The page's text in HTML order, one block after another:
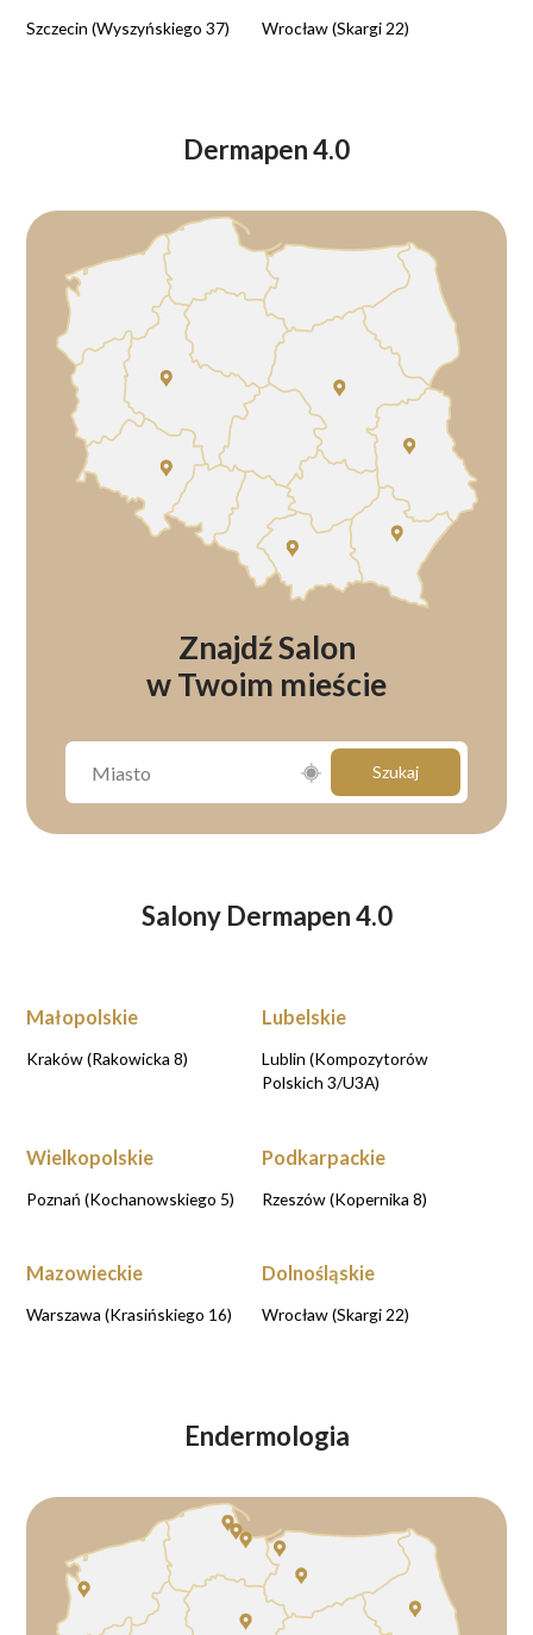
Szczecin (Wyszyńskiego 37) Wrocław (Skargi 22)
Dermapen 4.0
Znajdź Salon
w Twoim mieście
Szukaj
Salony Dermapen 4.0
Małopolskie
Kraków (Rakowicka 8)
Lubelskie
Lublin (Kompozytorów
Polskich 3/U3A)
Wielkopolskie
Poznań (Kochanowskiego 5)
Podkarpackie
Rzeszów (Kopernika 8)
Mazowieckie
Warszawa (Krasińskiego 16)
Dolnośląskie
Wrocław (Skargi 22)
Endermologia